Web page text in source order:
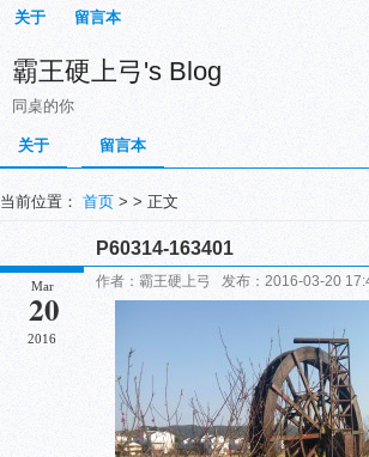
关于 留言本
霸王硬上弓's Blog
同桌的你
关于 留言本
当前位置： 首页 > > 正文
P60314-163401
Mar
20
2016
作者：霸王硬上弓 发布：2016-03-20